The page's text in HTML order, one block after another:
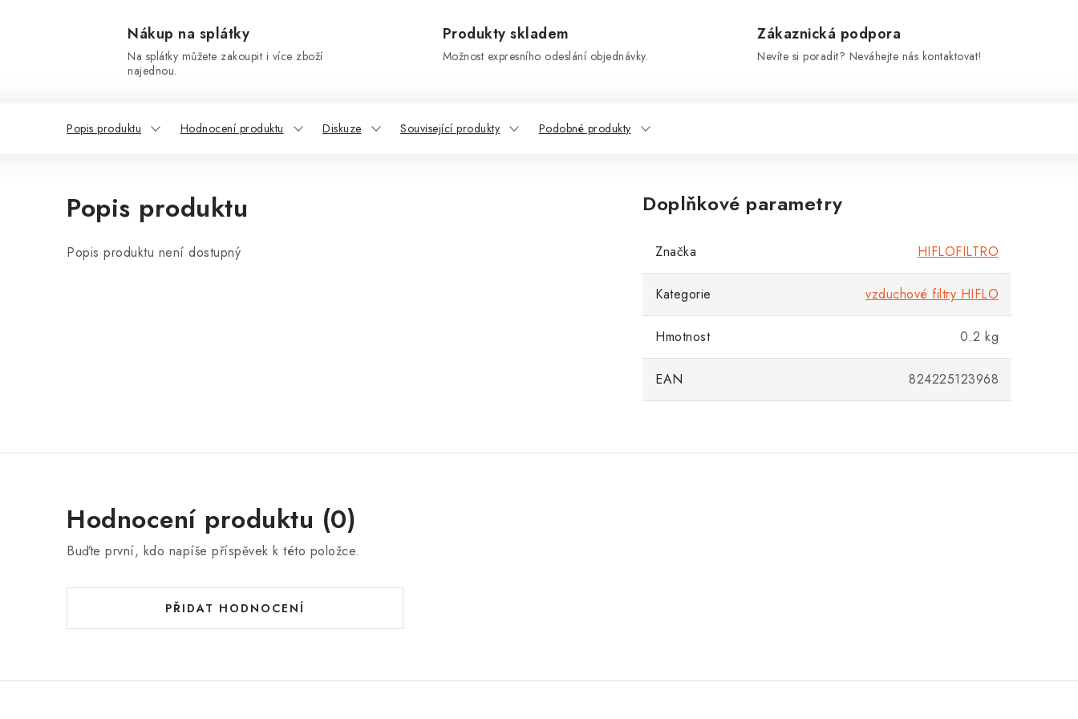
Nákup na splátky
Na splátky můžete zakoupit i více zboží
najednou.
Produkty skladem
Možnost expresního odeslání objednávky.
Zákaznická podpora
Nevíte si poradit? Neváhejte nás kontaktovat!
Popis produktu Hodnocení produktu Diskuze Související produkty Podobné produkty
Popis produktu
Popis produktu není dostupný
Doplňkové parametry
Značka HIFLOFILTRO
Kategorie vzduchové filtry HIFLO
Hmotnost 0.2 kg
EAN 824225123968
Hodnocení produktu (0)
Buďte první, kdo napíše příspěvek k této položce.
PŘIDAT HODNOCENÍ